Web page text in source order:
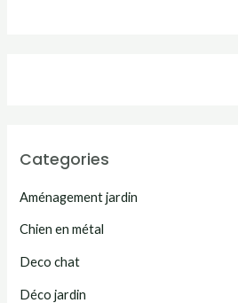
Categories
Aménagement jardin
Chien en métal
Deco chat
Déco jardin